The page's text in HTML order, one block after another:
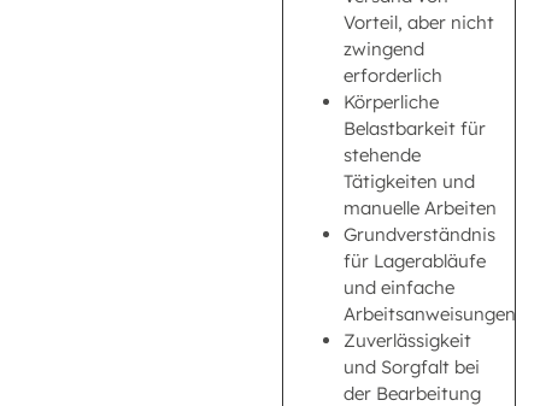
Vorteil, aber nicht
zwingend
erforderlich
Körperliche
Belastbarkeit für
stehende
Tätigkeiten und
manuelle Arbeiten
Grundverständnis
für Lagerabläufe
und einfache
Arbeitsanweisungen
Zuverlässigkeit
und Sorgfalt bei
der Bearbeitung